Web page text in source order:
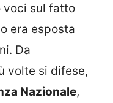
voci sul fatto
era esposta
Da
volte si difese,
Nazionale,